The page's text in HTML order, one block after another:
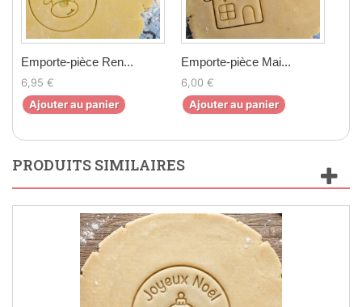
Emporte-pièce Ren...
6,95 €
Ajouter au panier
Emporte-pièce Mai...
6,00 €
Ajouter au panier
PRODUITS SIMILAIRES